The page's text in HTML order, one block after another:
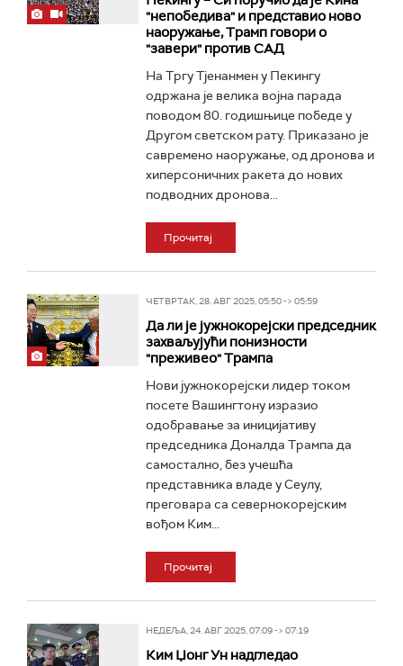
"непобедива" и представио ново
наоружање, Трамп говори о
"завери" против САД
На Тргу Тјенанмен у Пекингу
одржана је велика војна парада
поводом 80. годишњице победе у
Другом светском рату. Приказано је
савремено наоружање, од дронова и
хиперсоничних ракета до нових
подводних дронова...
Прочитај
ЧЕТВРТАК, 28. АВГ 2025, 05:50 -> 05:59
Да ли је јужнокорејски председник
захваљујући понизности
"преживео" Трампа
Нови јужнокорејски лидер током
посете Вашингтону изразио
одобравање за иницијативу
председника Доналда Трампа да
самостално, без учешћа
представника владе у Сеулу,
преговара са севернокорејским
вођом Ким...
Прочитај
НЕДЕЉА, 24. АВГ 2025, 07:09 -> 07:19
Ким Џонг Ун надгледао